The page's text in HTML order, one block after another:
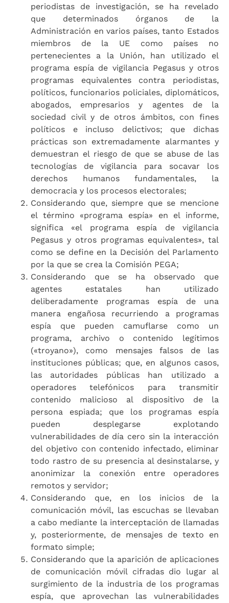
periodistas de investigación, se ha revelado
que determinados órganos de la
Administración en varios países, tanto Estados
miembros de la UE como países no
pertenecientes a la Unión, han utilizado el
programa espía de vigilancia Pegasus y otros
programas equivalentes contra periodistas,
políticos, funcionarios policiales, diplomáticos,
abogados, empresarios y agentes de la
sociedad civil y de otros ámbitos, con fines
políticos e incluso delictivos; que dichas
prácticas son extremadamente alarmantes y
demuestran el riesgo de que se abuse de las
tecnologías de vigilancia para socavar los
derechos humanos fundamentales, la
democracia y los procesos electorales;
Considerando que, siempre que se mencione
el término «programa espía» en el informe,
significa «el programa espía de vigilancia
Pegasus y otros programas equivalentes», tal
como se define en la Decisión del Parlamento
por la que se crea la Comisión PEGA;
Considerando que se ha observado que
agentes estatales han utilizado
deliberadamente programas espía de una
manera engañosa recurriendo a programas
espía que pueden camuflarse como un
programa, archivo o contenido legítimos
(«troyano»), como mensajes falsos de las
instituciones públicas; que, en algunos casos,
las autoridades públicas han utilizado a
operadores telefónicos para transmitir
contenido malicioso al dispositivo de la
persona espiada; que los programas espía
pueden desplegarse explotando
vulnerabilidades de día cero sin la interacción
del objetivo con contenido infectado, eliminar
todo rastro de su presencia al desinstalarse, y
anonimizar la conexión entre operadores
remotos y servidor;
Considerando que, en los inicios de la
comunicación móvil, las escuchas se llevaban
a cabo mediante la interceptación de llamadas
y, posteriormente, de mensajes de texto en
formato simple;
Considerando que la aparición de aplicaciones
de comunicación móvil cifradas dio lugar al
surgimiento de la industria de los programas
espía, que aprovechan las vulnerabilidades